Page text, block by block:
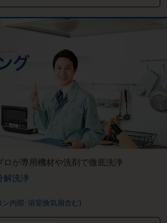
が専用機材や洗剤で徹底洗浄
解洗浄
ン内部･浴室換気扇含む)